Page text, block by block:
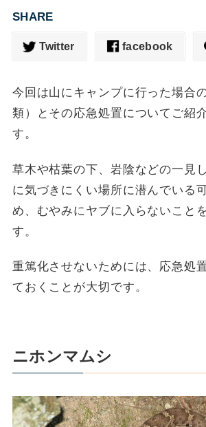
SHARE
Twitter facebook
今回は山にキャンプに行った場合
類）とその応急処置についてご紹
す。
草木や枯葉の下、岩陰などの一見
に気づきにくい場所に潜んでいる
め、むやみにヤブに入らないこと
す。
重篤化させないためには、応急処
ておくことが大切です。
ニホンマムシ